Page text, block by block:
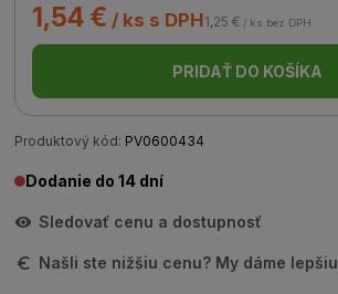
1,54 € / ks s DPH1,25 € / ks bez DPH
PRIDAŤ DO KOŠÍKA
Produktový kód: PV0600434
Dodanie do 14 dní
Sledovať cenu a dostupnosť
Našli ste nižšiu cenu? My dáme lepšiu